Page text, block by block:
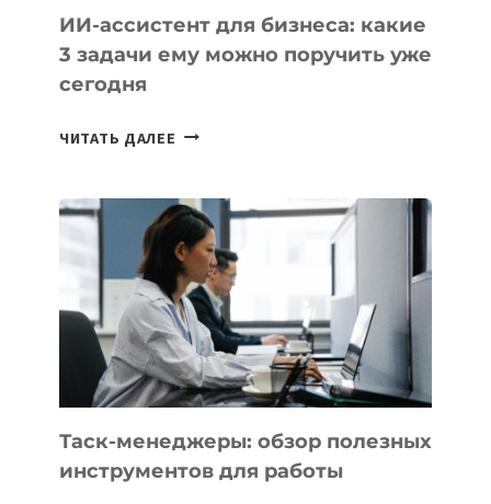
ИИ-ассистент для бизнеса: какие
3 задачи ему можно поручить уже
сегодня
ЧИТАТЬ ДАЛЕЕ ИИ-
БИЗНЕСА:
КАКИЕ
3
ЗАДАЧИ
ЕМУ
МОЖНО
ПОРУЧИТЬ
УЖЕ
СЕГОДНЯ
Таск-менеджеры: обзор полезных
инструментов для работы